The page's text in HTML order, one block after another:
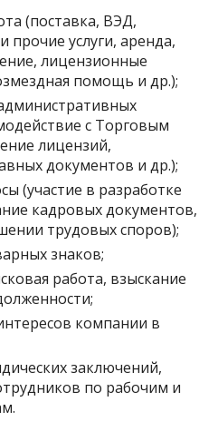
(поставка, ВЭД,
прочие услуги, аренда,
лицензионные
помощь и др.);
с Торговым
лицензий,
документов и др.);
(участие в разработке
кадровых документов,
трудовых споров);
знаков;
работа, взыскание
компании в
заключений,
по рабочим и